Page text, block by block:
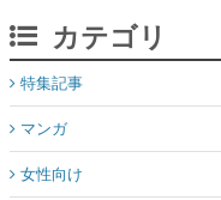
カテゴリ
特集記事
マンガ
女性向け